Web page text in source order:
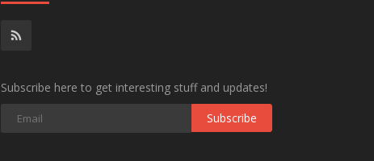
Subscribe here to get interesting stuff and updates!
Subscribe